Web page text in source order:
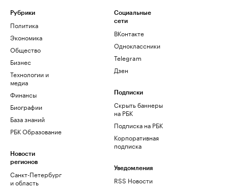
Рубрики
Политика
Экономика
Общество
Бизнес
Технологии и
медиа
Финансы
Биографии
База знаний
РБК Образование
Новости
регионов
Санкт-Петербург
и область
Социальные
сети
ВКонтакте
Одноклассники
Telegram
Дзен
Подписки
Скрыть баннеры
на РБК
Подписка на РБК
Корпоративная
подписка
Уведомления
RSS Новости